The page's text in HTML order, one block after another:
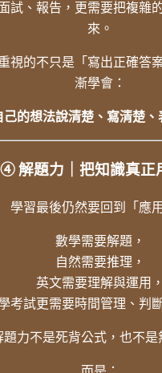
試、報告，更需要把複雜
來。
視的不只是「寫出正確答
漸學會：
己的想法說清楚、寫清楚、
④ 解題力｜把知識真正
學習最後仍然要回到「應
數學需要解題，
自然需要推理，
英文需要理解與運用，
考試更需要時間管理、判
題力不是死背公式，也不是